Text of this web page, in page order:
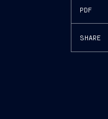
PDF
SHARE